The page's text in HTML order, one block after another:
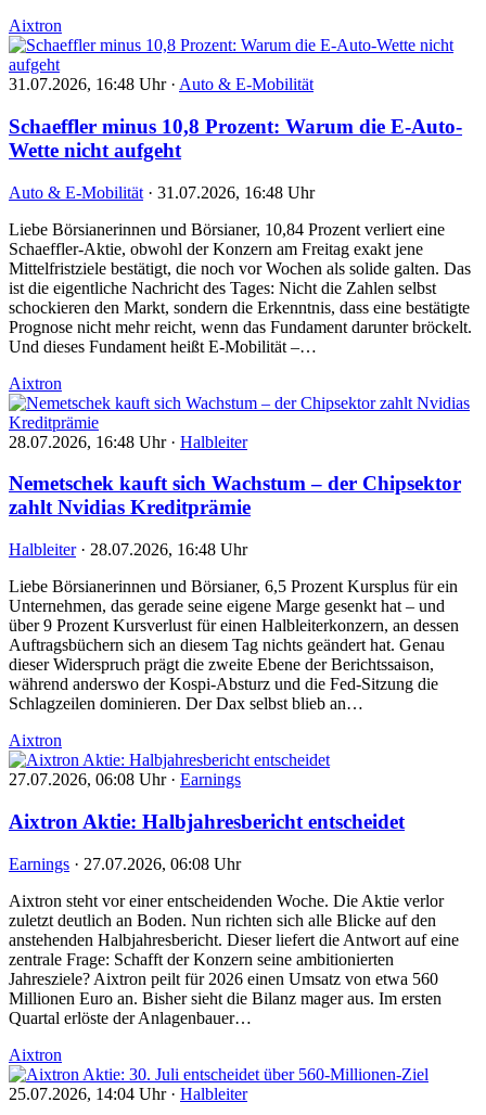
Aixtron
31.07.2026, 16:48 Uhr · Auto & E-Mobilität
Schaeffler minus 10,8 Prozent: Warum die E-Auto-
Wette nicht aufgeht
Auto & E-Mobilität · 31.07.2026, 16:48 Uhr
Liebe Börsianerinnen und Börsianer, 10,84 Prozent verliert eine
Schaeffler-Aktie, obwohl der Konzern am Freitag exakt jene
Mittelfristziele bestätigt, die noch vor Wochen als solide galten. Das
ist die eigentliche Nachricht des Tages: Nicht die Zahlen selbst
schockieren den Markt, sondern die Erkenntnis, dass eine bestätigte
Prognose nicht mehr reicht, wenn das Fundament darunter bröckelt.
Und dieses Fundament heißt E-Mobilität –…
Aixtron
28.07.2026, 16:48 Uhr · Halbleiter
Nemetschek kauft sich Wachstum – der Chipsektor
zahlt Nvidias Kreditprämie
Halbleiter · 28.07.2026, 16:48 Uhr
Liebe Börsianerinnen und Börsianer, 6,5 Prozent Kursplus für ein
Unternehmen, das gerade seine eigene Marge gesenkt hat – und
über 9 Prozent Kursverlust für einen Halbleiterkonzern, an dessen
Auftragsbüchern sich an diesem Tag nichts geändert hat. Genau
dieser Widerspruch prägt die zweite Ebene der Berichtssaison,
während anderswo der Kospi-Absturz und die Fed-Sitzung die
Schlagzeilen dominieren. Der Dax selbst blieb an…
Aixtron
27.07.2026, 06:08 Uhr · Earnings
Aixtron Aktie: Halbjahresbericht entscheidet
Earnings · 27.07.2026, 06:08 Uhr
Aixtron steht vor einer entscheidenden Woche. Die Aktie verlor
zuletzt deutlich an Boden. Nun richten sich alle Blicke auf den
anstehenden Halbjahresbericht. Dieser liefert die Antwort auf eine
zentrale Frage: Schafft der Konzern seine ambitionierten
Jahresziele? Aixtron peilt für 2026 einen Umsatz von etwa 560
Millionen Euro an. Bisher sieht die Bilanz mager aus. Im ersten
Quartal erlöste der Anlagenbauer…
Aixtron
25.07.2026, 14:04 Uhr · Halbleiter